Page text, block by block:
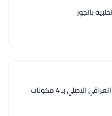
بالجوز
الاصلي بـ 4 مكونات